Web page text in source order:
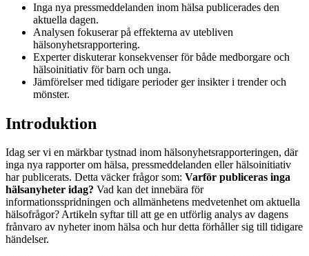
Inga nya pressmeddelanden inom hälsa publicerades den
aktuella dagen.
Analysen fokuserar på effekterna av utebliven
hälsonyhetsrapportering.
Experter diskuterar konsekvenser för både medborgare och
hälsoinitiativ för barn och unga.
Jämförelser med tidigare perioder ger insikter i trender och
mönster.
Introduktion
Idag ser vi en märkbar tystnad inom hälsonyhetsrapporteringen, där
inga nya rapporter om hälsa, pressmeddelanden eller hälsoinitiativ
har publicerats. Detta väcker frågor som: Varför publiceras inga
hälsanyheter idag? Vad kan det innebära för
informationsspridningen och allmänhetens medvetenhet om aktuella
hälsofrågor? Artikeln syftar till att ge en utförlig analys av dagens
frånvaro av nyheter inom hälsa och hur detta förhåller sig till tidigare
händelser.